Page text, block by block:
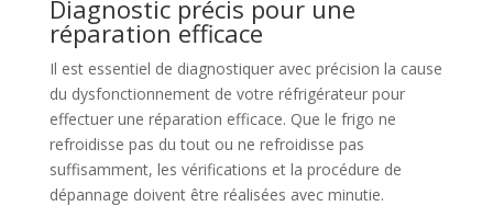
Diagnostic précis pour une
réparation efficace
Il est essentiel de diagnostiquer avec précision la cause
du dysfonctionnement de votre réfrigérateur pour
effectuer une réparation efficace. Que le frigo ne
refroidisse pas du tout ou ne refroidisse pas
suffisamment, les vérifications et la procédure de
dépannage doivent être réalisées avec minutie.